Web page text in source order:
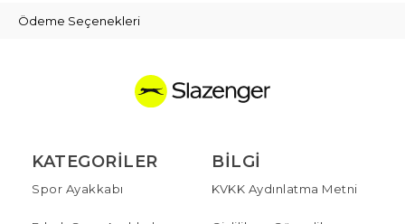
Ödeme Seçenekleri
KATEGORILER
Spor Ayakkabı
BILGI
KVKK Aydınlatma Metni